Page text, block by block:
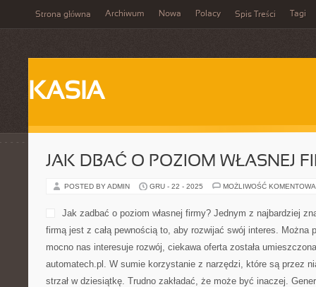
Strona główna Archiwum Nowa Polacy Spis Treści Tagi
KASIA
JAK DBAĆ O POZIOM WŁASNEJ
POSTED BY ADMIN GRU - 22 - 2025 MOŻLIWOŚĆ
Jak zadbać o poziom własnej firmy? Jednym z najbardziej
firmą jest z całą pewnością to, aby rozwijać swój interes. Można
mocno nas interesuje rozwój, ciekawa oferta została
automatech.pl. W sumie korzystanie z narzędzi, które są przez
strzał w dziesiątkę. Trudno zakładać, że może być inaczej.